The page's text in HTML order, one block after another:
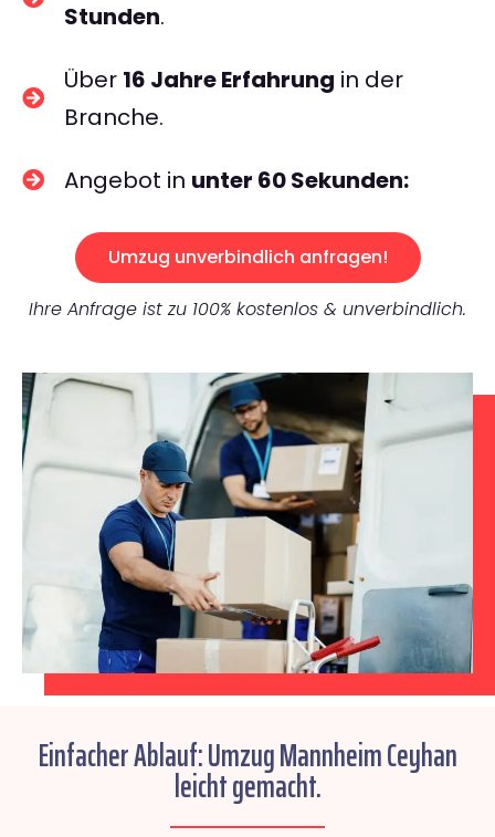
Stunden.
Über 16 Jahre Erfahrung in der
Branche.
Angebot in unter 60 Sekunden:
Umzug unverbindlich anfragen!
Ihre Anfrage ist zu 100% kostenlos & unverbindlich.
Einfacher Ablauf: Umzug Mannheim Ceyhan
leicht gemacht.